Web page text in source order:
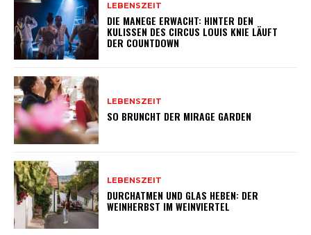
LEBENSZEIT
DIE MANEGE ERWACHT: HINTER DEN
KULISSEN DES CIRCUS LOUIS KNIE LÄUFT
DER COUNTDOWN
LEBENSZEIT
SO BRUNCHT DER MIRAGE GARDEN
LEBENSZEIT
DURCHATMEN UND GLAS HEBEN: DER
WEINHERBST IM WEINVIERTEL